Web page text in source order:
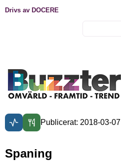
Drivs av DOCERE
Publicerat: 2018-03-07
Spaning